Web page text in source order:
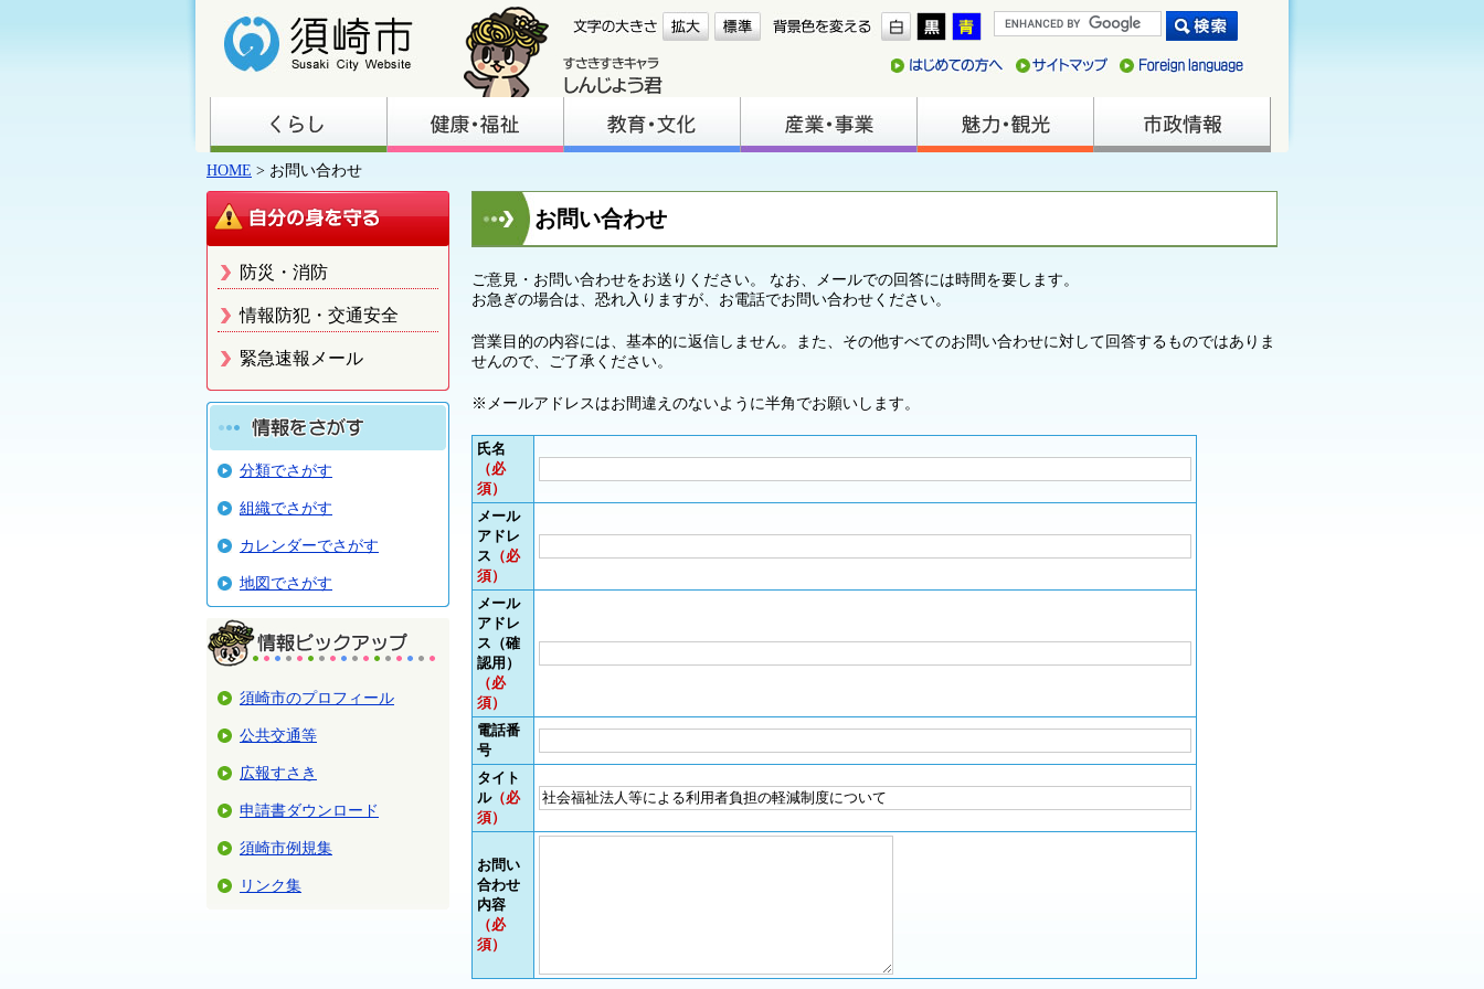
HOME > お問い合わせ
防災・消防
情報防犯・交通安全
緊急速報メール
分類でさがす
組織でさがす
カレンダーでさがす
地図でさがす
須崎市のプロフィール
公共交通等
広報すさき
申請書ダウンロード
須崎市例規集
リンク集
お問い合わせ
ご意見・お問い合わせをお送りください。 なお、メールでの回答には時間を要します。
お急ぎの場合は、恐れ入りますが、お電話でお問い合わせください。
営業目的の内容には、基本的に返信しません。また、その他すべてのお問い合わせに対して回答するものではありま
せんので、ご了承ください。
※メールアドレスはお間違えのないように半角でお願いします。
氏名
（必
須）
メール
アドレ
ス （必
須）
メール
アドレ
ス（確
認用）
（必
須）
電話番
号
タイト
ル（必
須）
お問い
合わせ
内容
（必
須）